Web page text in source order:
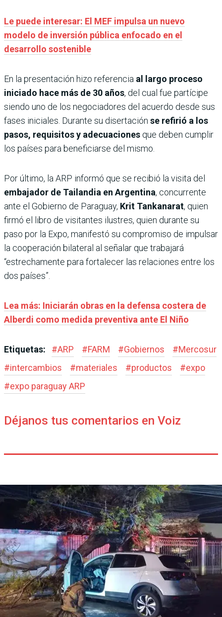
Le puede interesar: El MEF impulsa un nuevo
modelo de inversión pública enfocado en el
desarrollo sostenible
En la presentación hizo referencia al largo proceso
iniciado hace más de 30 años, del cual fue partícipe
siendo uno de los negociadores del acuerdo desde sus
fases iniciales. Durante su disertación se refirió a los
pasos, requisitos y adecuaciones que deben cumplir
los países para beneficiarse del mismo.
Por último, la ARP informó que se recibió la visita del
embajador de Tailandia en Argentina, concurrente
ante el Gobierno de Paraguay, Krit Tankanarat, quien
firmó el libro de visitantes ilustres, quien durante su
paso por la Expo, manifestó su compromiso de impulsar
la cooperación bilateral al señalar que trabajará
“estrechamente para fortalecer las relaciones entre los
dos países”.
Lea más: Iniciarán obras en la defensa costera de
Alberdi como medida preventiva ante El Niño
Etiquetas: #ARP #FARM #Gobiernos #Mercosur
#intercambios #materiales #productos #expo
#expo paraguay ARP
Déjanos tus comentarios en Voiz